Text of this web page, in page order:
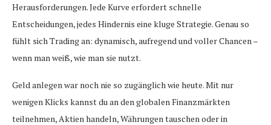
Herausforderungen. Jede Kurve erfordert schnelle
Entscheidungen, jedes Hindernis eine kluge Strategie. Genau so
fühlt sich Trading an: dynamisch, aufregend und voller Chancen –
wenn man weiß, wie man sie nutzt.
Geld anlegen war noch nie so zugänglich wie heute. Mit nur
wenigen Klicks kannst du an den globalen Finanzmärkten
teilnehmen, Aktien handeln, Währungen tauschen oder in